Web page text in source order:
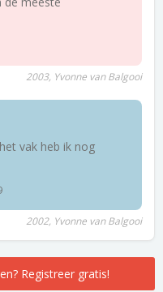
2003, Yvonne van Balgooi
vak heb ik nog
2002, Yvonne van Balgooi
Registreer gratis!